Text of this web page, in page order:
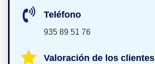
Teléfono
935 89 51 76
Valoración de los clientes